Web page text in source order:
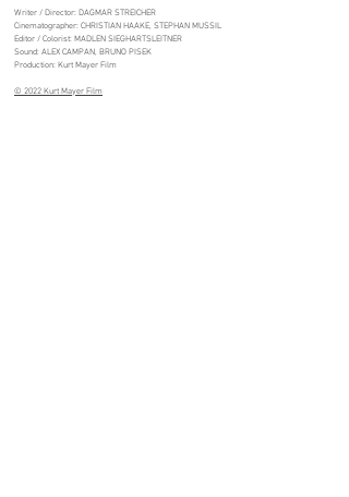
Writer / Director: DAGMAR STREICHER
Cinematographer: CHRISTIAN HAAKE, STEPHAN MUSSIL
Editor / Colorist: MADLEN SIEGHARTSLEITNER
Sound: ALEX CAMPAN, BRUNO PISEK
Production: Kurt Mayer Film
© 2022 Kurt Mayer Film